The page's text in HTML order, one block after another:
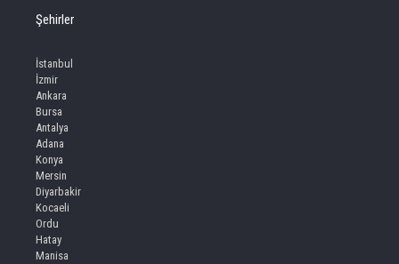
Şehirler
İstanbul
İzmir
Ankara
Bursa
Antalya
Adana
Konya
Mersin
Diyarbakir
Kocaeli
Ordu
Hatay
Manisa